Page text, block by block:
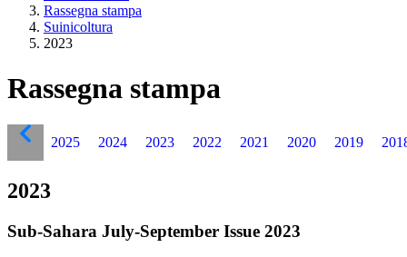
Rassegna stampa
Suinicoltura
2023
Rassegna stampa
2025 2024 2023 2022 2021 2020 2019
2023
Sub-Sahara July-September Issue 2023